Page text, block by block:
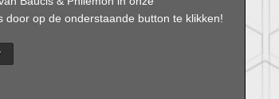
door op de onderstaande button te klikken!